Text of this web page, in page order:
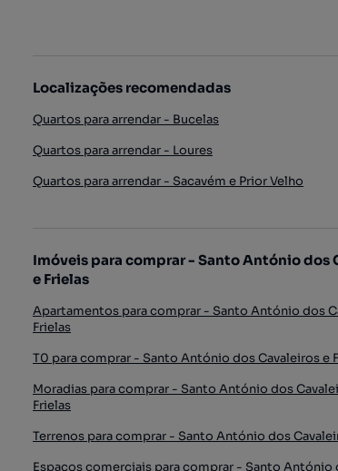
Localizações recomendadas
Quartos para arrendar - Bucelas
Quartos para arrendar - Loures
Quartos para arrendar - Sacavém e Prior Velho
Imóveis para comprar - Santo António dos
e Frielas
Apartamentos para comprar - Santo António dos
Frielas
T0 para comprar - Santo António dos Cavaleiros e
Moradias para comprar - Santo António dos
Frielas
Terrenos para comprar - Santo António dos
Espaços comerciais para comprar - Santo António